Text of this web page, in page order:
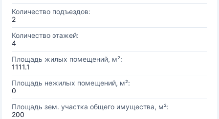
Количество подъездов:
2
Количество этажей:
4
Площадь жилых помещений, м²:
1111.1
Площадь нежилых помещений, м²:
0
Площадь зем. участка общего имущества, м²:
200